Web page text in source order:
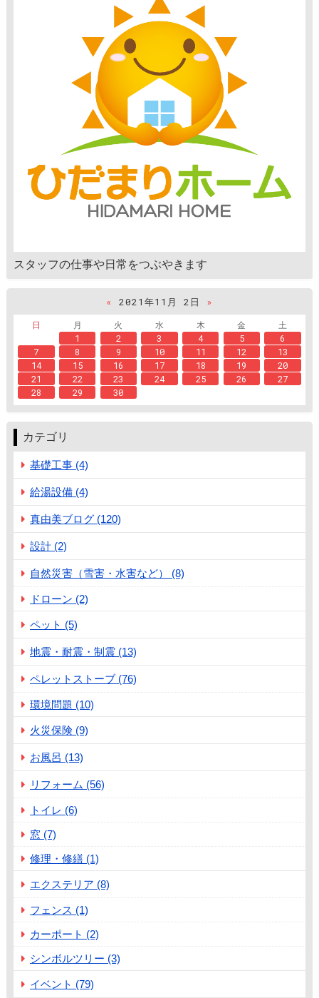
スタッフの仕事や日常をつぶやきます
« 2021年11月 2日
»
日
月 火 水 木 金
土
1
2 3 4 5
6
7
8 9 10 11 12
13
14
15 16 17 18 19
20
21
22 23 24 25 26
27
28
29 30
カテゴリ
基礎工事 (4)
給湯設備 (4)
真由美ブログ (120)
設計 (2)
自然災害（雪害・水害など） (8)
ドローン (2)
ペット (5)
地震・耐震・制震 (13)
ペレットストーブ (76)
環境問題 (10)
火災保険 (9)
お風呂 (13)
リフォーム (56)
トイレ (6)
窓 (7)
修理・修繕 (1)
エクステリア (8)
フェンス (1)
カーポート (2)
シンボルツリー (3)
イベント (79)